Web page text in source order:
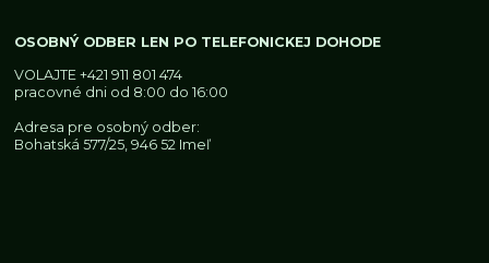
OSOBNÝ ODBER LEN PO TELEFONICKEJ DOHODE
VOLAJTE+421 911 801 474
pracovné dni od 8:00 do 16:00
Adresa pre osobný odber:
Bohatská 577/25, 946 52 Imeľ